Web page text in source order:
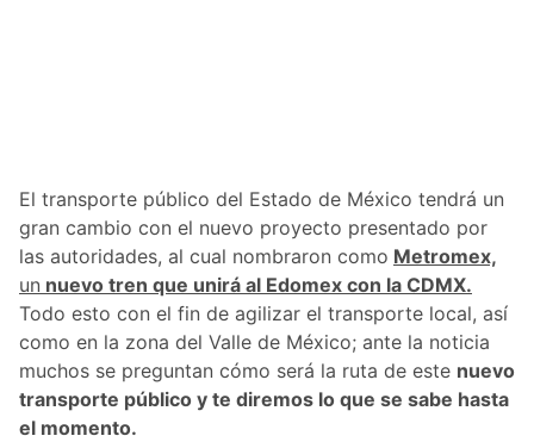
El transporte público del Estado de México tendrá un
gran cambio con el nuevo proyecto presentado por
las autoridades, al cual nombraron como Metromex,
un nuevo tren que unirá al Edomex con la CDMX.
Todo esto con el fin de agilizar el transporte local, así
como en la zona del Valle de México; ante la noticia
muchos se preguntan cómo será la ruta de este nuevo
transporte público y te diremos lo que se sabe hasta
el momento.